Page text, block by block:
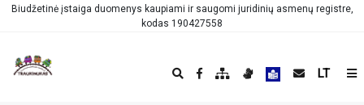
Biudžetinė įstaiga duomenys kaupiami ir saugomi juridinių asmenų registre,
kodas 190427558
LT